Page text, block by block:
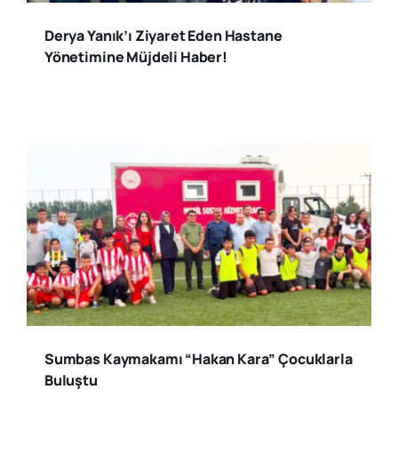
Derya Yanık’ı Ziyaret Eden Hastane
Yönetimine Müjdeli Haber!
Sumbas Kaymakamı “Hakan Kara” Çocuklarla
Buluştu